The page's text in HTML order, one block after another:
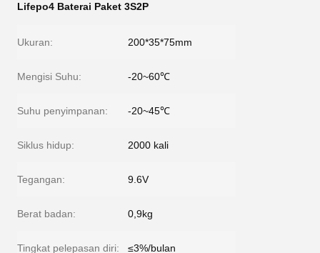
Lifepo4 Baterai Paket 3S2P
Ukuran: 200*35*75mm
Mengisi Suhu: -20~60℃
Suhu penyimpanan: -20~45℃
Siklus hidup: 2000 kali
Tegangan: 9.6V
Berat badan: 0,9kg
Tingkat pelepasan diri: ≤3%/bulan